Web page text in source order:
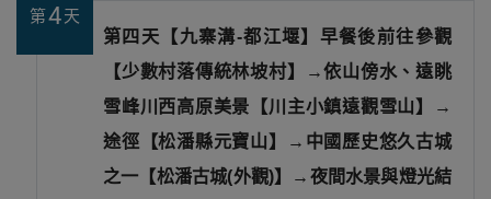
第4天
第四天【九寨溝-都江堰】早餐後前往參觀
【少數村落傳統林坡村】→依山傍水、遠眺
雪峰川西高原美景【川主小鎮遠觀雪山】→
途徑【松潘縣元寶山】→中國歷史悠久古城
之一【松潘古城(外觀)】→夜間水景與燈光結